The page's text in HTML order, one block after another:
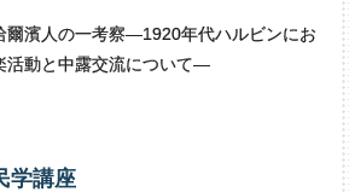
爾濱人の一考察―1920年代ハルビンにお
活動と中露交流について―
学講座